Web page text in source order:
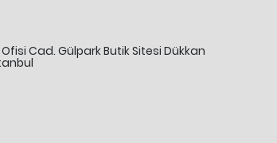
Cad. Gülpark Butik Sitesi Dükkan